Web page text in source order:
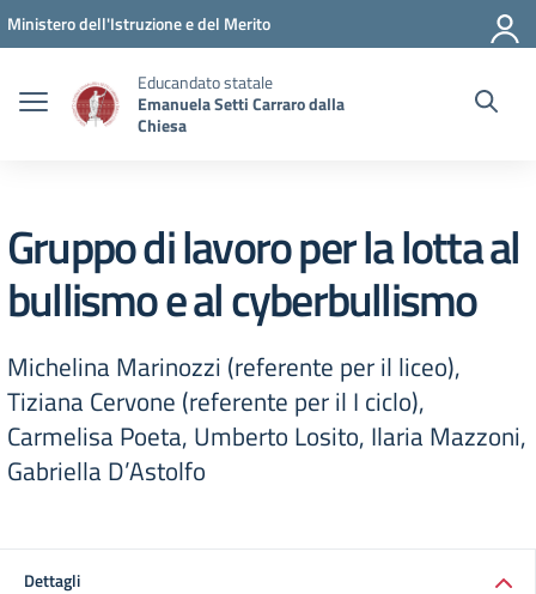
Vai ai contenuti
Vai al menu di navigazione
Vai al footer
Ministero dell'Istruzione e del Merito
Educandato statale
Emanuela Setti Carraro dalla
Chiesa
Gruppo di lavoro per la lotta al
bullismo e al cyberbullismo
Michelina Marinozzi (referente per il liceo),
Tiziana Cervone (referente per il I ciclo),
Carmelisa Poeta, Umberto Losito, Ilaria Mazzoni,
Gabriella D’Astolfo
Dettagli